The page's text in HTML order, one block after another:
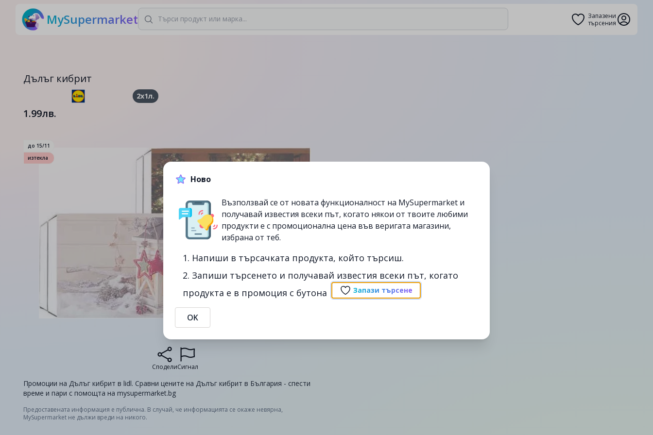
MySupermarket
Запазени
търсения
Дълъг кибрит
2x1л.
1.99лв.
до 15/11
изтекла
СподелиСигнал
Промоции на Дълъг кибрит в lidl. Сравни цените на Дълъг кибрит в България - спести
време и пари с помощта на mysupermarket.bg
Предоставената информация е публична. В случай, че информацията се окаже невярна,
MySupermarket не дължи вреди на никого.
Ново
Възползвай се от новата функционалност на MySupermarket и
получавай известия всеки път, когато някои от твоите любими
продукти е с промоционална цена във веригата магазини,
избрана от теб.
1. Напиши в търсачката продукта, който търсиш.
2. Запиши търсенето и получавай известия всеки път, когато
продукта е в промоция с бутона
Запази търсене
OK